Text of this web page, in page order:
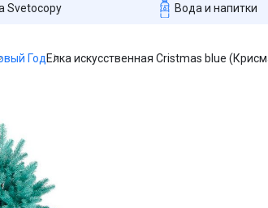
Svetocopy Вода и напитки
ГодЕлка искусственная Cristmas blue